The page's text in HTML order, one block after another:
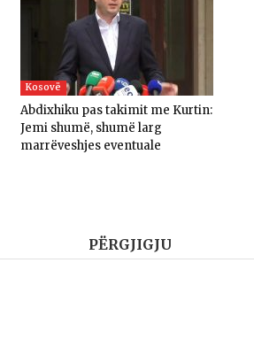
Kosovë
Abdixhiku pas takimit me Kurtin:
Jemi shumë, shumë larg
marrëveshjes eventuale
PËRGJIGJU